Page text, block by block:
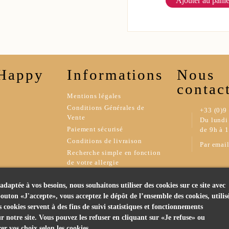
à vos besoins, nous souhaitons utiliser des cookies sur ce site avec
«J'accepte», vous acceptez le dépôt de l’ensemble des cookies,
servent à des fins de suivi statistiques et fonctionnements
site. Vous pouvez les refuser en cliquant sur «Je refuse» ou
Informations
Mentions légales
Conditions Générales de
Vente
Paiement sécurisé
Conditions de livraison
Recherche simple en fonction
de votre allergie
quelques clics
Programme de Fidélité Happy
Lolie
Nous
+33 (0)9
Du lundi
de 9h à
Par email